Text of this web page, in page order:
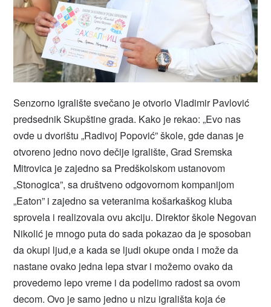
Senzorno igralište svečano je otvorio Vladimir Pavlović
predsednik Skupštine grada. Kako je rekao: „Evo nas
ovde u dvorištu „Radivoj Popović” škole, gde danas je
otvoreno jedno novo dečije igralište, Grad Sremska
Mitrovica je zajedno sa Predškolskom ustanovom
„Stonogica”, sa društveno odgovornom kompanijom
„Eaton” i zajedno sa veteranima košarkaškog kluba
sprovela i realizovala ovu akciju. Direktor škole Negovan
Nikolić je mnogo puta do sada pokazao da je sposoban
da okupi ljud,e a kada se ljudi okupe onda i može da
nastane ovako jedna lepa stvar i možemo ovako da
provedemo lepo vreme i da podelimo radost sa ovom
decom. Ovo je samo jedno u nizu igrališta koja će